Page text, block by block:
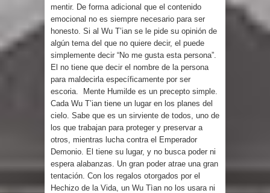
mentir. De forma adicional que el contenido
emocional no es siempre necesario para ser
honesto. Si al Wu T’ian se le pide su opinión de
algún tema del que no quiere decir, el puede
simplemente decir “No me gusta esta persona”.
El no tiene que decir el nombre de la persona
para maldecirla específicamente por ser
escoria. Mente Humilde es un precepto simple.
Cada Wu T’ian tiene un lugar en los planes del
cielo. Sabe que es un sirviente de todos, uno de
los que trabajan para proteger y preservar a
otros, mientras lucha contra el Emperador
Demonio. El tiene su lugar, y no busca poder ni
espera alabanzas. Un gran poder atrae una gran
tentación. Con los regalos otorgados por el
Hechizo de la Vida, un Wu Tìan no los usara ni